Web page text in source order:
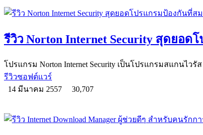
รีวิว Norton Internet Security สุดยอ
โปรแกรม Norton Internet Security เป็นโปรแกรมสแกนไ
รีวิวซอฟต์แวร์
14 มีนาคม 2557
30,707